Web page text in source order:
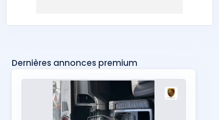
Dernières annonces premium